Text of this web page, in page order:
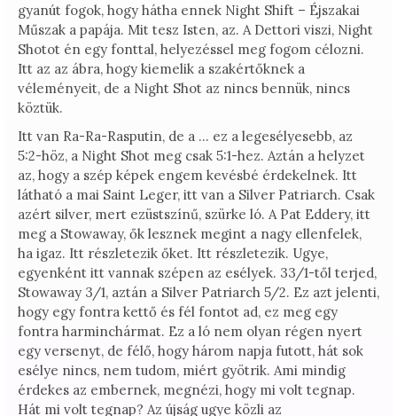
gyanút fogok, hogy hátha ennek Night Shift – Éjszakai
Műszak a papája. Mit tesz Isten, az. A Dettori viszi, Night
Shotot én egy fonttal, helyezéssel meg fogom célozni.
Itt az az ábra, hogy kiemelik a szakértőknek a
véleményeit, de a Night Shot az nincs bennük, nincs
köztük.
Itt van Ra-Ra-Rasputin, de a … ez a legesélyesebb, az
5:2-höz, a Night Shot meg csak 5:1-hez. Aztán a helyzet
az, hogy a szép képek engem kevésbé érdekelnek. Itt
látható a mai Saint Leger, itt van a Silver Patriarch. Csak
azért silver, mert ezüstszínű, szürke ló. A Pat Eddery, itt
meg a Stowaway, ők lesznek megint a nagy ellenfelek,
ha igaz. Itt részletezik őket. Itt részletezik. Ugye,
egyenként itt vannak szépen az esélyek. 33/1-től terjed,
Stowaway 3/1, aztán a Silver Patriarch 5/2. Ez azt jelenti,
hogy egy fontra kettő és fél fontot ad, ez meg egy
fontra harminchármat. Ez a ló nem olyan régen nyert
egy versenyt, de félő, hogy három napja futott, hát sok
esélye nincs, nem tudom, miért gyötrik. Ami mindig
érdekes az embernek, megnézi, hogy mi volt tegnap.
Hát mi volt tegnap? Az újság ugye közli az